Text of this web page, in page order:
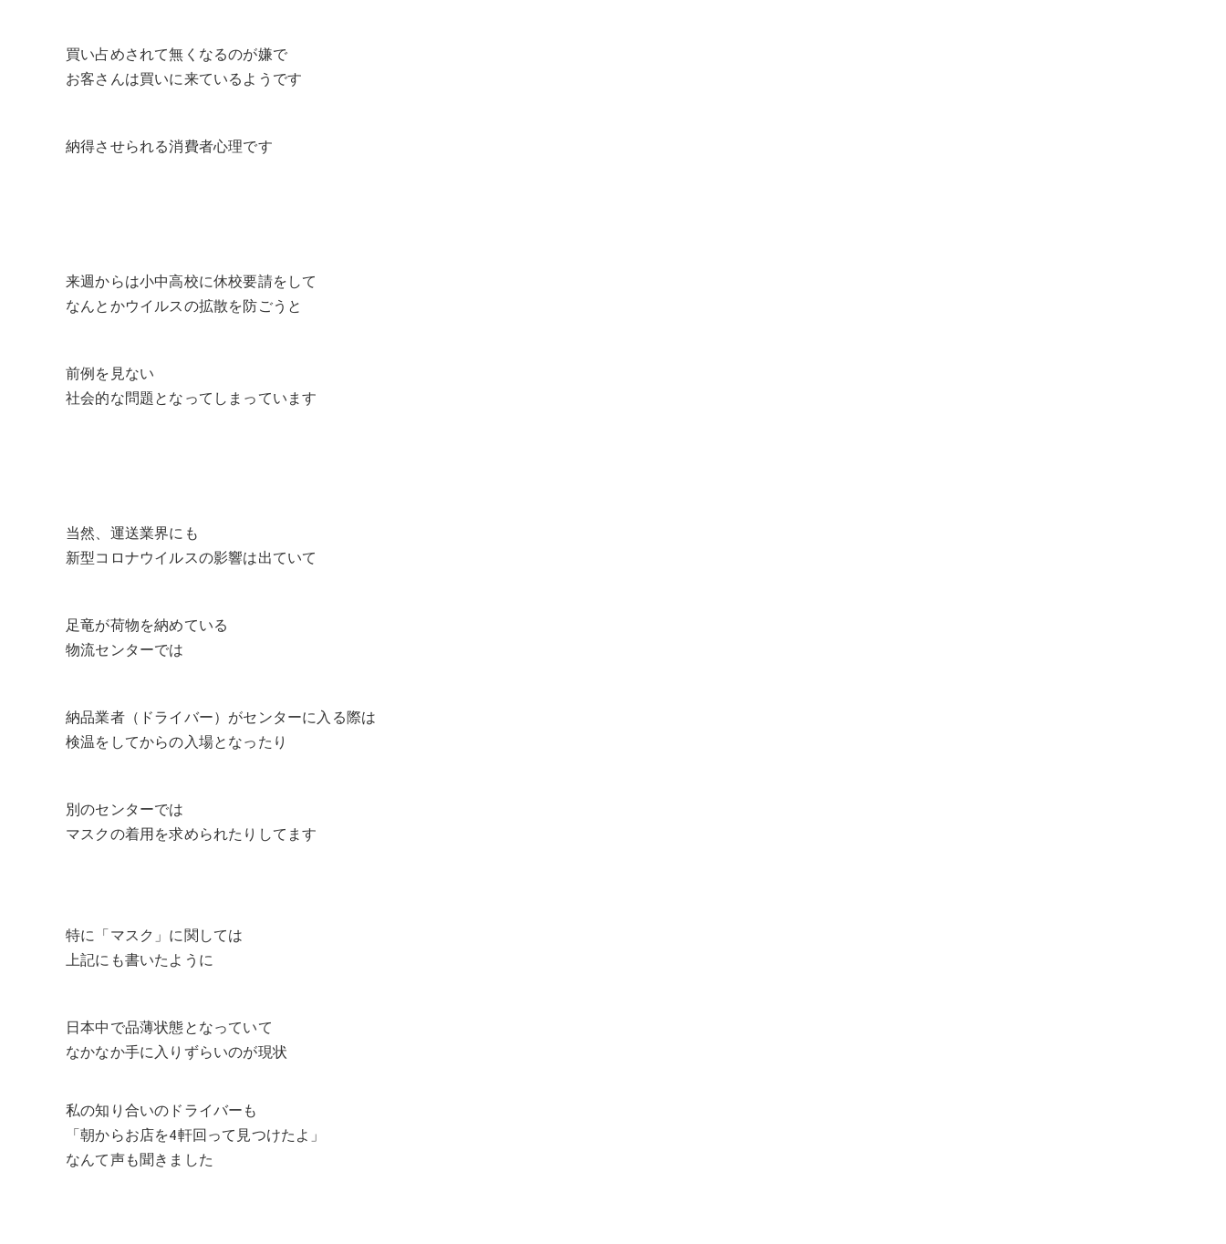
買い占めされて無くなるのが嫌で
お客さんは買いに来ているようです
納得させられる消費者心理です
来週からは小中高校に休校要請をして
なんとかウイルスの拡散を防ごうと
前例を見ない
社会的な問題となってしまっています
当然、運送業界にも
新型コロナウイルスの影響は出ていて
足竜が荷物を納めている
物流センターでは
納品業者（ドライバー）がセンターに入る際は
検温をしてからの入場となったり
別のセンターでは
マスクの着用を求められたりしてます
特に「マスク」に関しては
上記にも書いたように
日本中で品薄状態となっていて
なかなか手に入りずらいのが現状
私の知り合いのドライバーも
「朝からお店を4軒回って見つけたよ」
なんて声も聞きました